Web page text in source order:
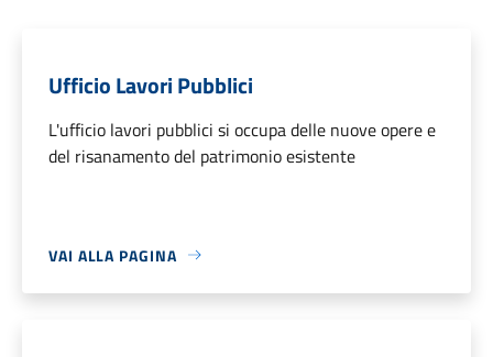
Ufficio Lavori Pubblici
L'ufficio lavori pubblici si occupa delle nuove opere e
del risanamento del patrimonio esistente
VAI ALLA PAGINA